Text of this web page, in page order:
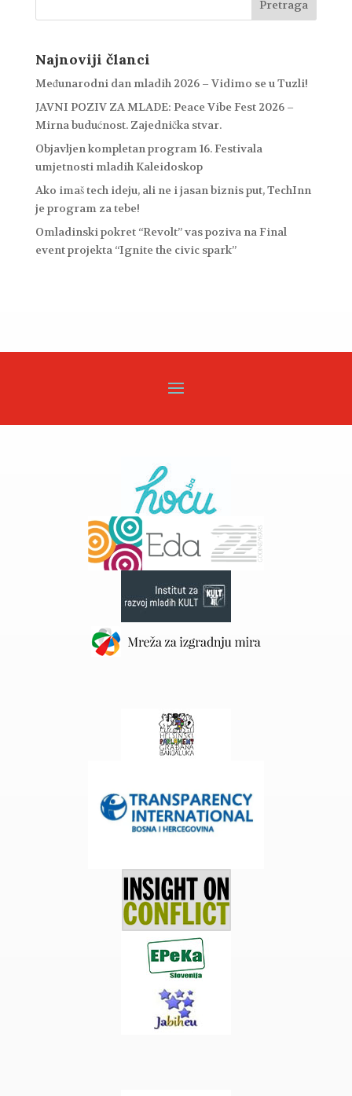
Najnoviji članci
Međunarodni dan mladih 2026 – Vidimo se u Tuzli!
JAVNI POZIV ZA MLADE: Peace Vibe Fest 2026 –
Mirna budućnost. Zajednička stvar.
Objavljen kompletan program 16. Festivala
umjetnosti mladih Kaleidoskop
Ako imaš tech ideju, ali ne i jasan biznis put, TechInn
je program za tebe!
Omladinski pokret “Revolt” vas poziva na Final
event projekta “Ignite the civic spark”